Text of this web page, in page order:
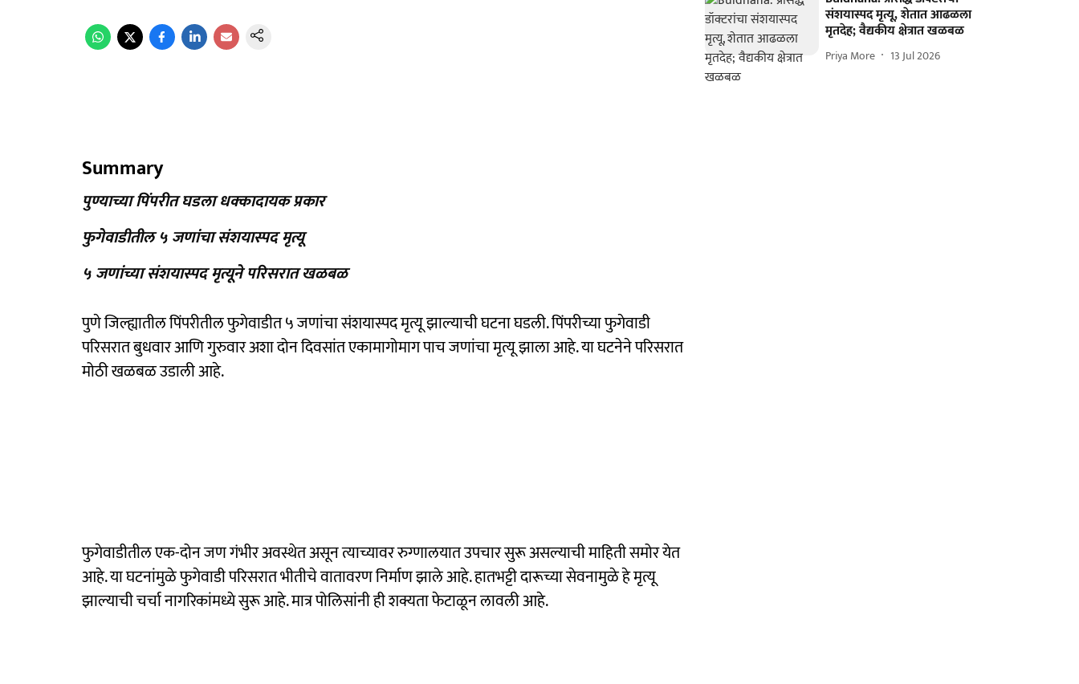
Summary
पुण्याच्या पिंपरीत घडला धक्कादायक प्रकार
फुगेवाडीतील ५ जणांचा संशयास्पद मृत्यू
५ जणांच्या संशयास्पद मृत्यूने परिसरात खळबळ
पुणे जिल्ह्यातील पिंपरीतील फुगेवाडीत ५ जणांचा संशयास्पद मृत्यू झाल्याची घटना घडली. पिंपरीच्या फुगेवाडी
परिसरात बुधवार आणि गुरुवार अशा दोन दिवसांत एकामागोमाग पाच जणांचा मृत्यू झाला आहे. या घटनेने परिसरात
मोठी खळबळ उडाली आहे.
फुगेवाडीतील एक-दोन जण गंभीर अवस्थेत असून त्याच्यावर रुग्णालयात उपचार सुरू असल्याची माहिती समोर येत
आहे. या घटनांमुळे फुगेवाडी परिसरात भीतीचे वातावरण निर्माण झाले आहे. हातभट्टी दारूच्या सेवनामुळे हे मृत्यू
झाल्याची चर्चा नागरिकांमध्ये सुरू आहे. मात्र पोलिसांनी ही शक्यता फेटाळून लावली आहे.
संशयास्पद मृत्यू, शेतात आढळला
मृतदेह; वैद्यकीय क्षेत्रात खळबळ
Priya More 13 Jul 2026